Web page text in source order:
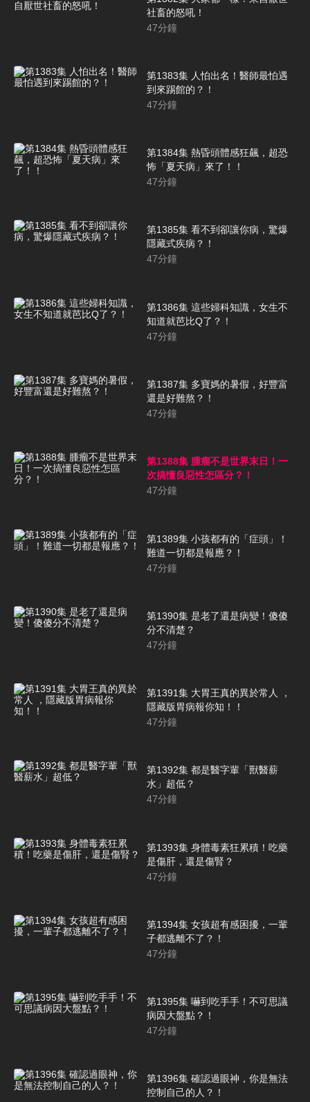
社畜的怒吼！
47分鐘
第1383集 人怕出名！醫師最怕遇
到來踢館的？！
47分鐘
第1384集 熱昏頭體感狂飆，超恐
怖「夏天病」來了！！
47分鐘
第1385集 看不到卻讓你病，驚爆
隱藏式疾病？！
47分鐘
第1386集 這些婦科知識，女生不
知道就芭比Q了？！
47分鐘
第1387集 多寶媽的暑假，好豐富
還是好難熬？！
47分鐘
第1388集 腫瘤不是世界末日！一
次搞懂良惡性怎區分？！
47分鐘
第1389集 小孩都有的「症頭」！
難道一切都是報應？！
47分鐘
第1390集 是老了還是病變！傻傻
分不清楚？
47分鐘
第1391集 大胃王真的異於常人 ，
隱藏版胃病報你知！！
47分鐘
第1392集 都是醫字輩「獸醫薪
水」超低？
47分鐘
第1393集 身體毒素狂累積！吃藥
是傷肝，還是傷腎？
47分鐘
第1394集 女孩超有感困擾，一輩
子都逃離不了？！
47分鐘
第1395集 嚇到吃手手！不可思議
病因大盤點？！
47分鐘
第1396集 確認過眼神，你是無法
控制自己的人？！